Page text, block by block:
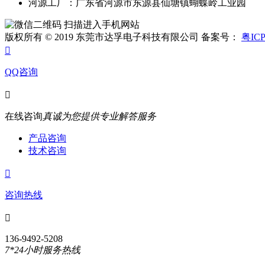
河源工厂：广东省河源市东源县仙塘镇蝴蝶岭工业园
扫描进入手机网站
版权所有 © 2019 东莞市达孚电子科技有限公司 备案号： 粤

QQ咨询

在线咨询真诚为您提供专业解答服务
产品咨询
技术咨询

咨询热线

136-9492-5208
7*24小时服务热线